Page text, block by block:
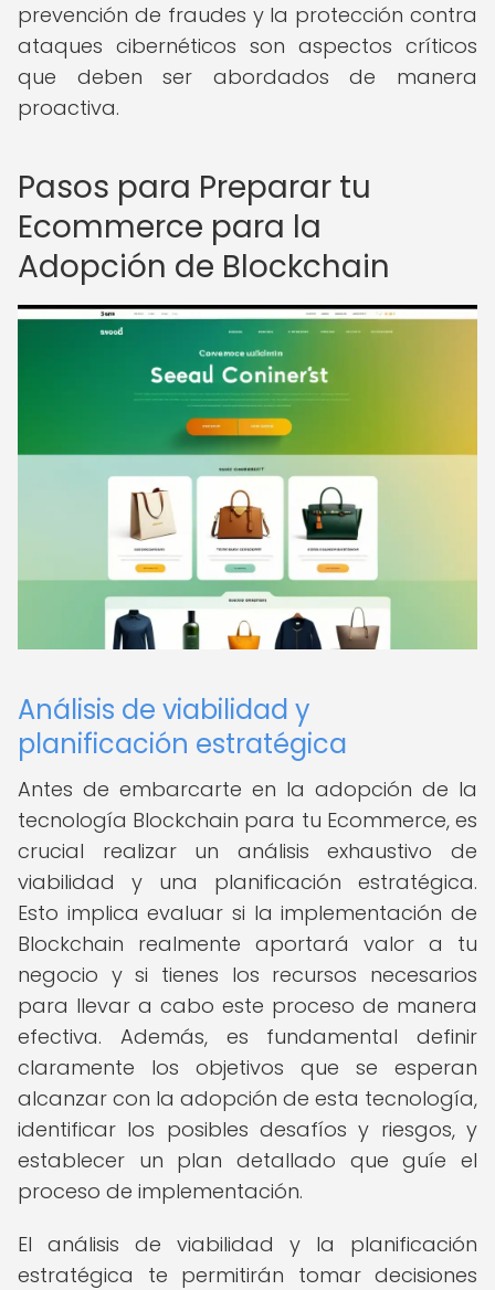
prevención de fraudes y la protección contra
ataques cibernéticos son aspectos críticos
que deben ser abordados de manera
proactiva.
Pasos para Preparar tu
Ecommerce para la
Adopción de Blockchain
Análisis de viabilidad y
planificación estratégica
Antes de embarcarte en la adopción de la
tecnología Blockchain para tu Ecommerce, es
crucial realizar un análisis exhaustivo de
viabilidad y una planificación estratégica.
Esto implica evaluar si la implementación de
Blockchain realmente aportará valor a tu
negocio y si tienes los recursos necesarios
para llevar a cabo este proceso de manera
efectiva. Además, es fundamental definir
claramente los objetivos que se esperan
alcanzar con la adopción de esta tecnología,
identificar los posibles desafíos y riesgos, y
establecer un plan detallado que guíe el
proceso de implementación.
El análisis de viabilidad y la planificación
estratégica te permitirán tomar decisiones